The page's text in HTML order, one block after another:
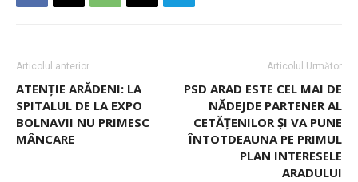
Articolul anterior
ATENȚIE ARĂDENI: LA
SPITALUL DE LA EXPO
BOLNAVII NU PRIMESC
MÂNCARE
Articolul Următor
PSD ARAD ESTE CEL MAI DE
NĂDEJDE PARTENER AL
CETĂȚENILOR ȘI VA PUNE
ÎNTOTDEAUNA PE PRIMUL
PLAN INTERESELE
ARADULUI